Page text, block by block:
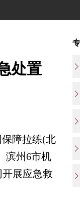
处置
障拉练(北
滨州6市机
展应急救